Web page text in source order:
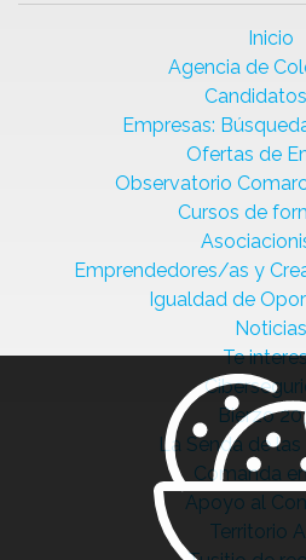
Inicio
Agencia de
Empresas:
Ofertas de
Observatorio
Cursos de
Emprendedores/as y
Igualdad de
Noticias
Te
Bierzo
La Senda de las
Comanda
Apoyo al
Territorio